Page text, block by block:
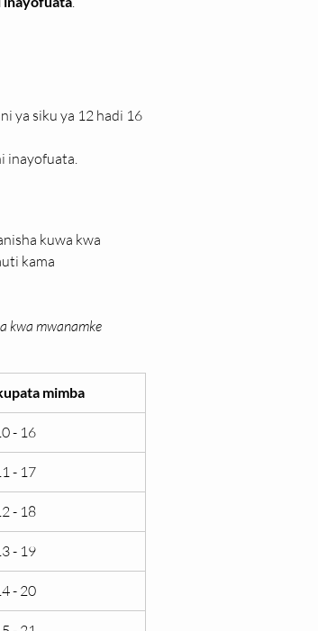
ya siku ya 12 hadi 16
inayofuata.
kuwa kwa
kama
kwa mwanamke
mimba
- 16
- 17
- 18
- 19
- 20